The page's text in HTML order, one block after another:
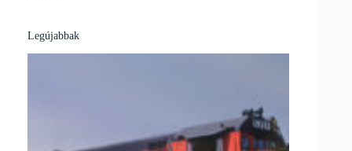
Legújabbak